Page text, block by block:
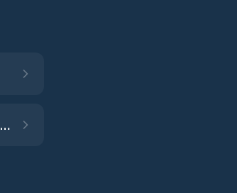
Gornji Petrovci Municipality